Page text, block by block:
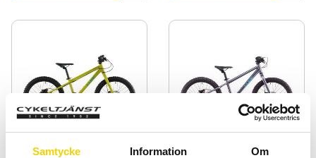
Samtycke Information Om